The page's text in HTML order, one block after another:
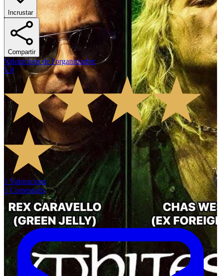
Incrustar
Compartir
Valoracions de l'organitzador:
5.0
1 Valoracions
1 Comentaris